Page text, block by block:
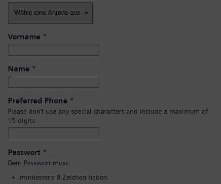
Vorname *
Name *
Preferred Phone *
Please don’t use any special characters and include a maximum of
15 digits.
Passwort *
Dein Passwort muss:
mindestens 8 Zeichen haben.